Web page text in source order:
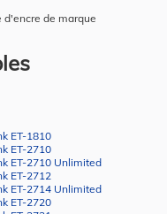
d'encre de marque
ET-1810
ET-2710
ET-2710 Unlimited
ET-2712
ET-2714 Unlimited
ET-2720